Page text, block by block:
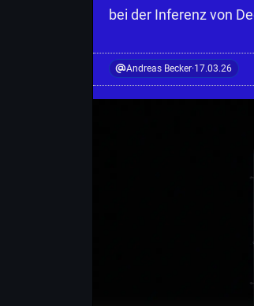
bei der Inferenz von
Andreas Becker·17.03.26